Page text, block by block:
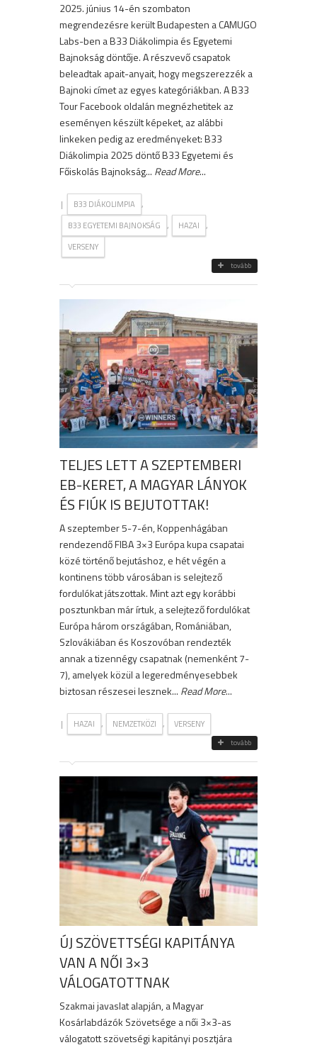
2025. június 14-én szombaton
megrendezésre került Budapesten a CAMUGO
Labs-ben a B33 Diákolimpia és Egyetemi
Bajnokság döntője. A részvevő csapatok
beleadtak apait-anyait, hogy megszerezzék a
Bajnoki címet az egyes kategóriákban. A B33
Tour Facebook oldalán megnézhetitek az
eseményen készült képeket, az alábbi
linkeken pedig az eredményeket: B33
Diákolimpia 2025 döntő B33 Egyetemi és
Főiskolás Bajnokság... Read More...
| B33 DIÁKOLIMPIA ,
B33 EGYETEMI BAJNOKSÁG , HAZAI ,
VERSENY
tovább
TELJES LETT A SZEPTEMBERI
EB-KERET, A MAGYAR LÁNYOK
ÉS FIÚK IS BEJUTOTTAK!
A szeptember 5-7-én, Koppenhágában
rendezendő FIBA 3×3 Európa kupa csapatai
közé történő bejutáshoz, e hét végén a
kontinens több városában is selejtező
fordulókat játszottak. Mint azt egy korábbi
posztunkban már írtuk, a selejtező fordulókat
Európa három országában, Romániában,
Szlovákiában és Koszovóban rendezték
annak a tizennégy csapatnak (nemenként 7-
7), amelyek közül a legeredményesebbek
biztosan részesei lesznek... Read More...
| HAZAI , NEMZETKÖZI , VERSENY
tovább
ÚJ SZÖVETTSÉGI KAPITÁNYA
VAN A NŐI 3×3
VÁLOGATOTTNAK
Szakmai javaslat alapján, a Magyar
Kosárlabdázók Szövetsége a női 3×3-as
válogatott szövetségi kapitányi posztjára